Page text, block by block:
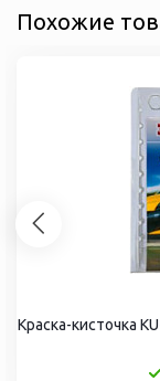
Похожие
Краска-кисточка